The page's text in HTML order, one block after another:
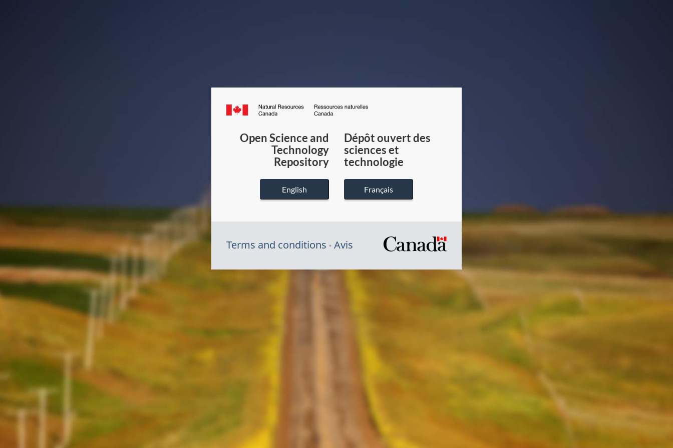
Canada.ca
du
Canada
Open Science and
Technology
Repository
English
Dépôt ouvert des
sciences et
technologie
Français
Terms and conditions Avis
/
Symbole
du
gouvernement
du